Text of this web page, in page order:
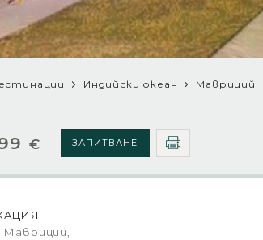
Индийски океан Мавриций
€ ЗАПИТВАНЕ